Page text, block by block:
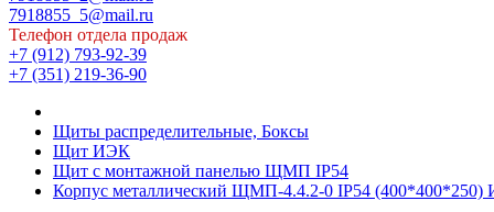
7918855_5@mail.ru
Телефон отдела продаж
+7 (912) 793-92-39
+7 (351) 219-36-90
Щиты распределительные, Боксы
Щит ИЭК
Щит с монтажной панелью ЩМП IP54
Корпус металлический ЩМП-4.4.2-0 IP54